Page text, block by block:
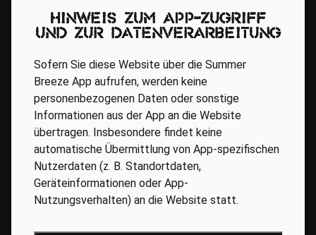
Regionale Partner
Hinweis zum App-Zugriff
und zur Datenverarbeitung
Sofern Sie diese Website über die Summer
Breeze App aufrufen, werden keine
personenbezogenen Daten oder sonstige
Informationen aus der App an die Website
übertragen. Insbesondere findet keine
automatische Übermittlung von App-spezifischen
Nutzerdaten (z. B. Standortdaten,
Geräteinformationen oder App-
Nutzungsverhalten) an die Website statt.